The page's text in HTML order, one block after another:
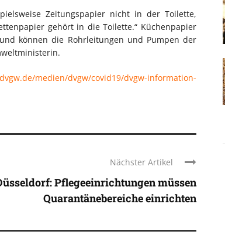
Zeitungspapier nicht in der Toilette,
gehört in die Toilette.“ Küchenpapier
können die Rohrleitungen und Pumpen der
medien/dvgw/covid19/dvgw-information-
Nächster Artikel
Pflegeeinrichtungen müssen
Quarantänebereiche einrichten